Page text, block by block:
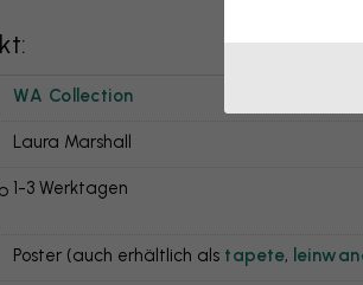
WA Collection
Laura Marshall
1-3 Werktagen
Poster (auch erhältlich als tapete,